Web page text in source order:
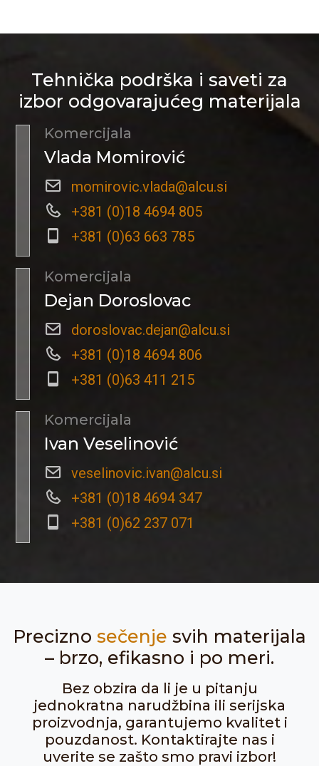
Tehnička podrška i saveti za
izbor odgovarajućeg materijala
Komercijala
Vlada Momirović
momirovic.vlada@alcu.si
+381 (0)18 4694 805
+381 (0)63 663 785
Komercijala
Dejan Doroslovac
doroslovac.dejan@alcu.si
+381 (0)18 4694 806
+381 (0)63 411 215
Komercijala
Ivan Veselinović
veselinovic.ivan@alcu.si
+381 (0)18 4694 347
+381 (0)62 237 071
Precizno sečenje svih materijala
– brzo, efikasno i po meri.
Bez obzira da li je u pitanju
jednokratna narudžbina ili serijska
proizvodnja, garantujemo kvalitet i
pouzdanost. Kontaktirajte nas i
uverite se zašto smo pravi izbor!